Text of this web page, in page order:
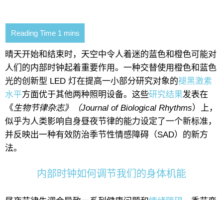
晴天开始和结束时，天空中令人着迷的蓝色和橙色可能对
人们的内部时钟起着重要作用。一种交替使用橙色和蓝色
光的创新型 LED 灯在提高一小部分研究对象的褪黑激素
水平方面优于其他两种照明设备。这些研究结果发表在
《生物节律杂志》（Journal of Biological Rhythms）上，
似乎为人类影响自身昼夜节律的能力设定了一个新标准，
并反映出一种有效防治季节性情感障碍（SAD）的新方
法。
内部时钟如何调节我们的身体机能